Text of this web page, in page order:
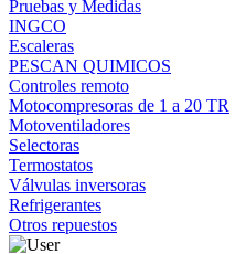
Pruebas y Medidas
INGCO
Escaleras
PESCAN QUIMICOS
Controles remoto
Motocompresoras de 1 a 20 TR
Motoventiladores
Selectoras
Termostatos
Válvulas inversoras
Refrigerantes
Otros repuestos